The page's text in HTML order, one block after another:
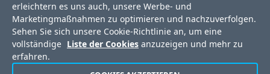
Privacy Center Trust Center Lizenzvereinbarung
erleichtern es uns auch, unsere Werbe- und
Marketingmaßnahmen zu optimieren und nachzuverfolgen.
Sehen Sie sich unsere Cookie-Richtlinie an, um eine
vollständige Liste der Cookies anzuzeigen und mehr zu
erfahren.